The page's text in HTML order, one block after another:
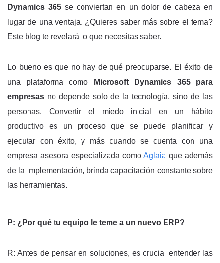
Dynamics 365 se conviertan en un dolor de cabeza en
lugar de una ventaja. ¿Quieres saber más sobre el tema?
Este blog te revelará lo que necesitas saber.
Lo bueno es que no hay de qué preocuparse. El éxito de
una plataforma como
Microsoft Dynamics 365 para
empresas no depende solo de la tecnología, sino de las
personas. Convertir el miedo inicial en un hábito
productivo es un proceso que se puede planificar y
ejecutar con éxito, y más cuando se cuenta con una
empresa asesora especializada comoAglaia que además
de la implementación, brinda capacitación constante sobre
las herramientas.
P: ¿Por qué tu equipo le teme a un nuevo ERP?
R: Antes de pensar en soluciones, es crucial entender las